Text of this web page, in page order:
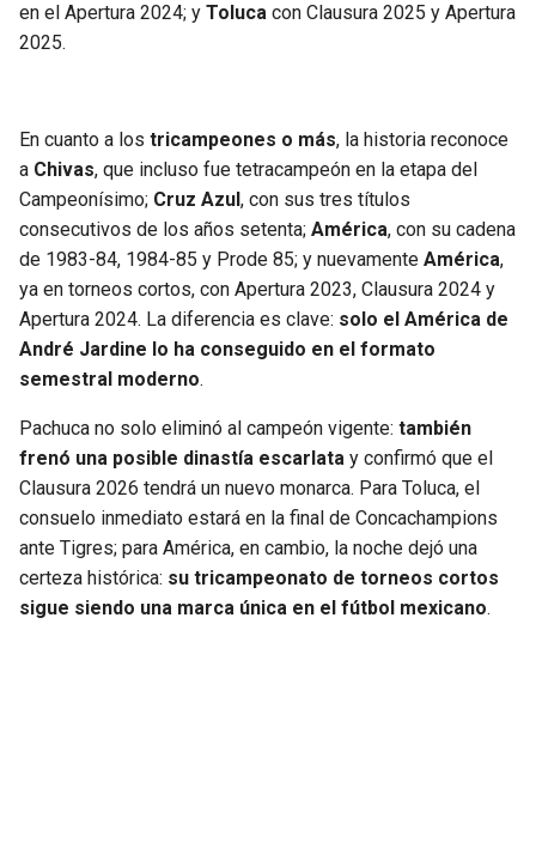
en el Apertura 2024; y Toluca con Clausura 2025 y Apertura
2025.
En cuanto a los tricampeones o más, la historia reconoce
a Chivas, que incluso fue tetracampeón en la etapa del
Campeonísimo; Cruz Azul , con sus tres títulos
consecutivos de los años setenta; América, con su cadena
de 1983-84, 1984-85 y Prode 85; y nuevamente América,
ya en torneos cortos, con Apertura 2023, Clausura 2024 y
Apertura 2024. La diferencia es clave: solo el América de
André Jardine lo ha conseguido en el formato
semestral moderno.
Pachuca no solo eliminó al campeón vigente: también
frenó una posible dinastía escarlata y confirmó que el
Clausura 2026 tendrá un nuevo monarca. Para Toluca, el
consuelo inmediato estará en la final de Concachampions
ante Tigres; para América, en cambio, la noche dejó una
certeza histórica: su tricampeonato de torneos cortos
sigue siendo una marca única en el fútbol mexicano.